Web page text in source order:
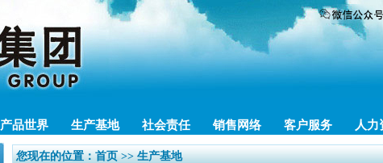
产品世界 生产基地 社会责任 销售网络 客户服务 人力
您现在的位置：首页>> 生产基地